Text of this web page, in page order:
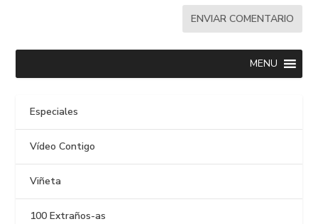
MENU
Especiales
Vídeo Contigo
Viñeta
100 Extraños-as